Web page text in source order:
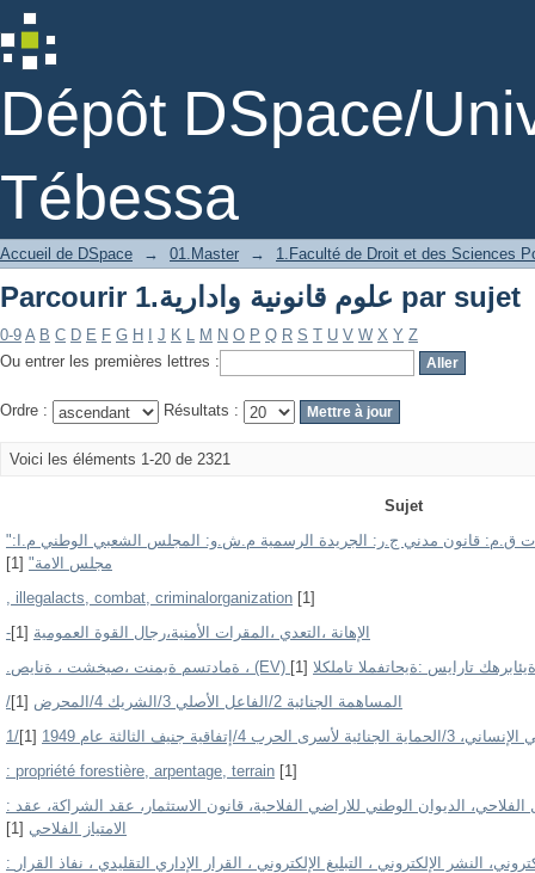
Dépôt DSpace/
Tébessa
Accueil de DSpace → 01.Master → 1.Faculté de Droit et des Sciences
Parcourir 1.علوم قانونية وادارية par sujet
0-9 A B C D E F G H J K L M N O P Q R S T U V W X Y Z
Ou entrer les premières lettres :
Ordre : Résultats :
Voici les éléments 1-20 de 2321
Sujet
"ح.ب: حصانة برلمانية ق.ع: قانون العقوبات ق.م: قانون مدني ج.ر: الجريدة الرسمية م.ش.و: المجلس الشعبي الوطني م.ا:
مجلس الامة" [1]
, illegalacts, combat, criminalorganization [1]
-الإهانة ،التعدي ،المقرات الأمنية،رجال القوة العمومية [1]
.ةمادتسم ةيمنت ،صيخشت ، ةنايص ، (EV) ةيئابرهك تارايس :ةيحاتفملا تاملكلا [1]
/المساهمة الجنائية 2/الفاعل الأصلي 3/الشريك 4/المحرض
[1]
[1]
: propriété forestière, arpentage, terrain [1]
: استثمارالاراضي الفلاحية، أدوات الاستغلال الفلاحي، الديوان الوطني للاراضي الفلاحية، قانون الاستثمار، عقد الشراكة، عقد
الامتياز الفلاحي [1]
: الإدارة الإلكترونية ، القرار الإداري الإلكتروني، النشر الإلكتروني ، التبليغ الإلكتروني ، القرار الإداري التقليدي ، نفاذ القرار